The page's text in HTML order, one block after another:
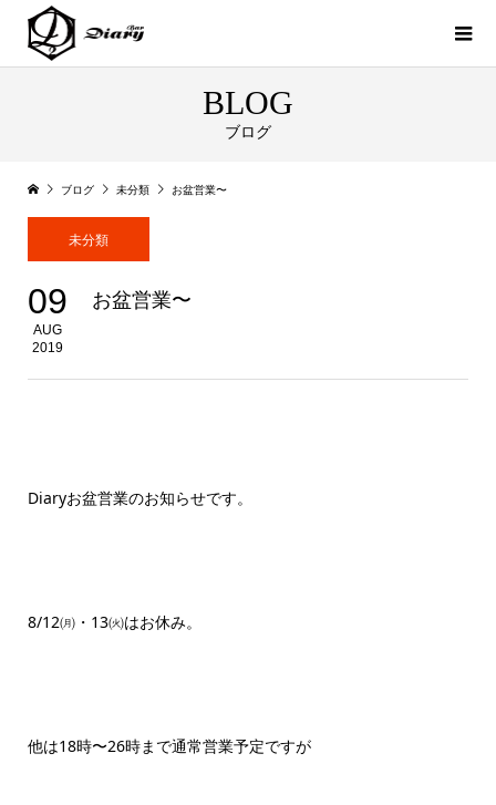
BLOG
ブログ
ブログ 未分類 お盆営業〜
未分類
09
AUG
2019
お盆営業〜
Diaryお盆営業のお知らせです。
8/12㈪・13㈫はお休み。
他は18時〜26時まで通常営業予定ですが